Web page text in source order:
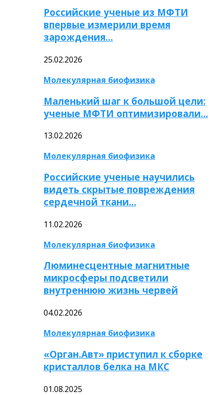
Российские ученые из МФТИ
впервые измерили время
зарождения…
25.02.2026
Молекулярная биофизика
Маленький шаг к большой цели:
ученые МФТИ оптимизировали…
13.02.2026
Молекулярная биофизика
Российские ученые научились
видеть скрытые повреждения
сердечной ткани…
11.02.2026
Молекулярная биофизика
Люминесцентные магнитные
микросферы подсветили
внутреннюю жизнь червей
04.02.2026
Молекулярная биофизика
«Орган.Авт» приступил к сборке
кристаллов белка на МКС
01.08.2025